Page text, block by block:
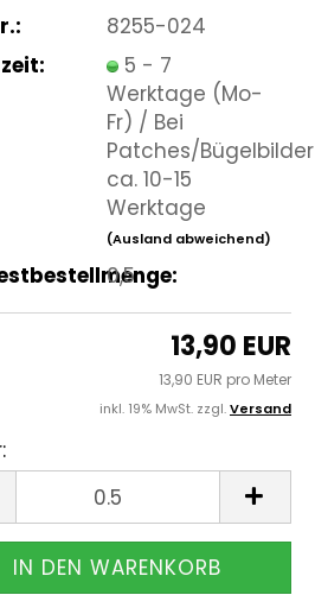
8255-024
5 - 7
Werktage (Mo-
Fr) / Bei
Patches/Bügelbilder
ca. 10-15
Werktage
(Ausland abweichend)
0,5
13,90 EUR
13,90 EUR pro Meter
inkl. 19% MwSt. zzgl.Versand